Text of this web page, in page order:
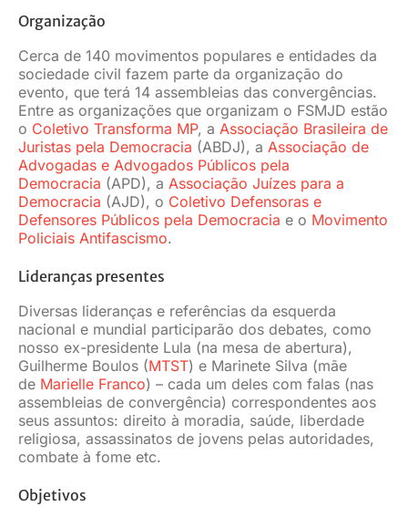
Organização
Cerca de 140 movimentos populares e entidades da
sociedade civil fazem parte da organização do
evento, que terá 14 assembleias das convergências.
Entre as organizações que organizam o FSMJD estão
o Coletivo Transforma MP, a Associação Brasileira de
Juristas pela Democracia (ABDJ), a Associação de
Advogadas e Advogados Públicos pela
Democracia (APD), a Associação Juízes para a
Democracia (AJD), o Coletivo Defensoras e
Defensores Públicos pela Democracia e o Movimento
Policiais Antifascismo.
Lideranças presentes
Diversas lideranças e referências da esquerda
nacional e mundial participarão dos debates, como
nosso ex-presidente Lula (na mesa de abertura),
Guilherme Boulos (MTST) e Marinete Silva (mãe
de Marielle Franco) – cada um deles com falas (nas
assembleias de convergência) correspondentes aos
seus assuntos: direito à moradia, saúde, liberdade
religiosa, assassinatos de jovens pelas autoridades,
combate à fome etc.
Objetivos